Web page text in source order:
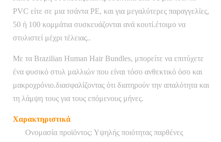
PVC είτε σε μια τσάντα PE, και για μεγαλύτερες παραγγελίες,
50 ή 100 κομμάτια συσκευάζονται ανά κουτί.έτοιμο να
στυλιστεί μέχρι τέλειας..
Με τα Brazilian Human Hair Bundles, μπορείτε να επιτύχετε
ένα φυσικό στυλ μαλλιών που είναι τόσο ανθεκτικό όσο και
μακροχρόνιο.διασφαλίζοντας ότι διατηρούν την απαλότητα και
τη λάμψη τους για τους επόμενους μήνες.
Χαρακτηριστικά
Ονομασία προϊόντος: Υψηλής ποιότητας παρθένες